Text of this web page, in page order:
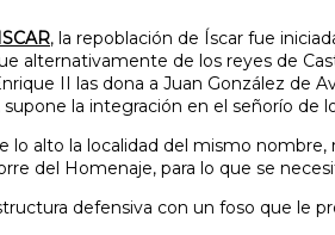
, la repoblación de Íscar fue
alternativamente de los reyes de
II las dona a Juan González de
la integración en el señorío de
lo alto la localidad del mismo
del Homenaje, para lo que se
defensiva con un foso que le